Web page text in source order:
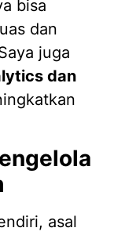
bisa
dan
juga
dan
asal